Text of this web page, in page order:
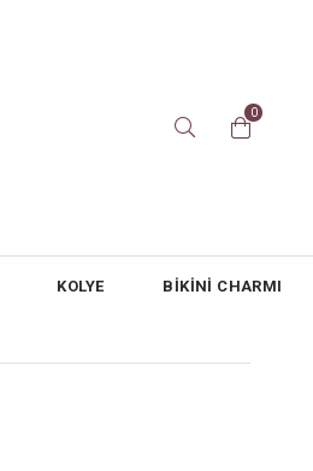
0
KOLYE BİKİNİ CHARMI